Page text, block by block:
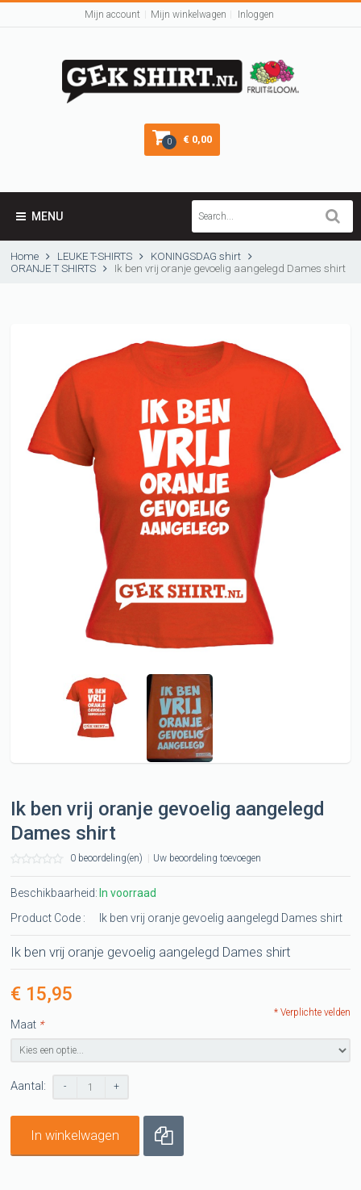
Mijn account Mijn winkelwagen Inloggen
0 € 0,00
MENU
Home LEUKE T-SHIRTS
KONINGSDAG shirt
ORANJE T SHIRTS
Ik ben vrij oranje gevoelig aangelegd Dames shirt
Ik ben vrij oranje gevoelig aangelegd
Dames shirt
0 beoordeling(en) Uw beoordeling toevoegen
Beschikbaarheid: In voorraad
Product Code :
Ik ben vrij oranje gevoelig aangelegd Dames shirt
Ik ben vrij oranje gevoelig aangelegd Dames shirt
€ 15,95
*
Maat
* Verplichte velden
Aantal: - +
In winkelwagen